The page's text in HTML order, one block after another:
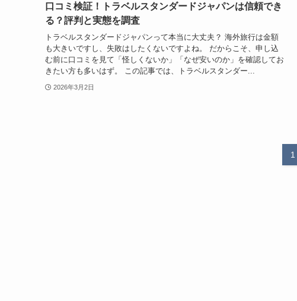
口コミ検証！トラベルスタンダードジャパンは信頼でき
る？評判と実態を調査
トラベルスタンダードジャパンって本当に大丈夫？ 海外旅行は金額
も大きいですし、失敗はしたくないですよね。 だからこそ、申し込
む前に口コミを見て「怪しくないか」「なぜ安いのか」を確認してお
きたい方も多いはず。 この記事では、トラベルスタンダー...
2026年3月2日
1